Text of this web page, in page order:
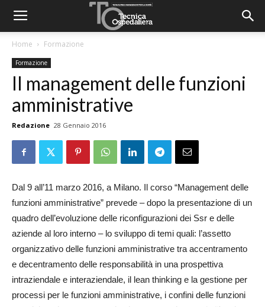
Home Formazione
Formazione
Il management delle funzioni
amministrative
Redazione 28 Gennaio 2016
Dal 9 all’11 marzo 2016, a Milano. Il corso “Management delle
funzioni amministrative” prevede – dopo la presentazione di un
quadro dell’evoluzione delle riconfigurazioni dei Ssr e delle
aziende al loro interno – lo sviluppo di temi quali: l’assetto
organizzativo delle funzioni amministrative tra accentramento
e decentramento delle responsabilità in una prospettiva
intraziendale e interaziendale, il lean thinking e la gestione per
processi per le funzioni amministrative, i confini delle funzioni